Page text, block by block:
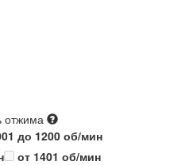
отжима
до 1200 об/мин
от 1401 об/мин